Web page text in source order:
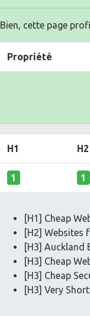
Bien, cette page
Propriété
H1 H2
1 1
[H1] Cheap
[H2] Websites
[H3] Auckland
[H3] Cheap
[H3] Cheap
[H3] Very Short